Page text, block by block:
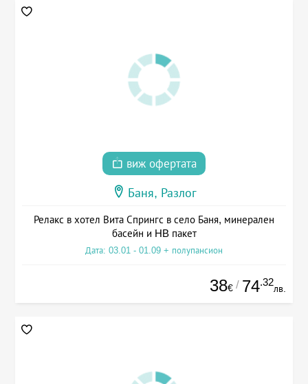
виж офертата
Баня, Разлог
Релакс в хотел Вита Спрингс в село Баня, минерален
басейн и HB пакет
Дата: 03.01 - 01.09 + полупансион
38€ / 74.32
лв.